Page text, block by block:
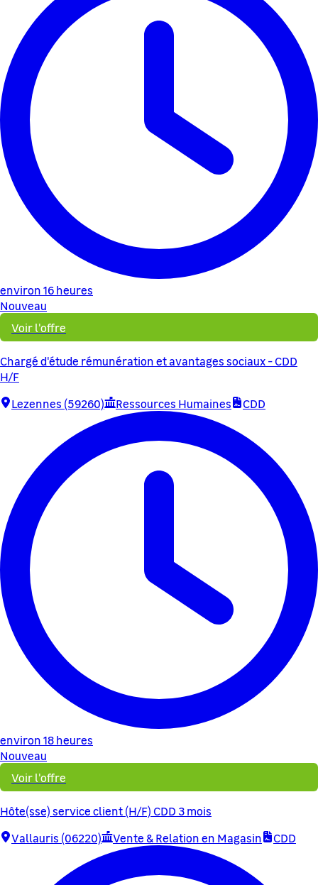
environ 16 heures
Nouveau
Voir l'offre
Chargé d'étude rémunération et avantages sociaux - CDD
H/F
Lezennes (59260)
Ressources Humaines CDD
environ 18 heures
Nouveau
Voir l'offre
Hôte(sse) service client (H/F) CDD 3 mois
Vallauris (06220)
Vente & Relation en Magasin CDD